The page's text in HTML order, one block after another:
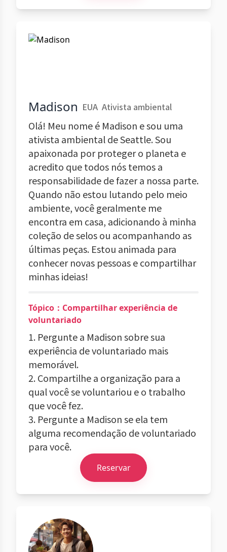
Madison EUA Ativista ambiental
Olá! Meu nome é Madison e sou uma
ativista ambiental de Seattle. Sou
apaixonada por proteger o planeta e
acredito que todos nós temos a
responsabilidade de fazer a nossa parte.
Quando não estou lutando pelo meio
ambiente, você geralmente me
encontra em casa, adicionando à minha
coleção de selos ou acompanhando as
últimas peças. Estou animada para
conhecer novas pessoas e compartilhar
minhas ideias!
Tópico：Compartilhar experiência de
voluntariado
1. Pergunte a Madison sobre sua
experiência de voluntariado mais
memorável.
2. Compartilhe a organização para a
qual você se voluntariou e o trabalho
que você fez.
3. Pergunte a Madison se ela tem
alguma recomendação de voluntariado
para você.
Reservar